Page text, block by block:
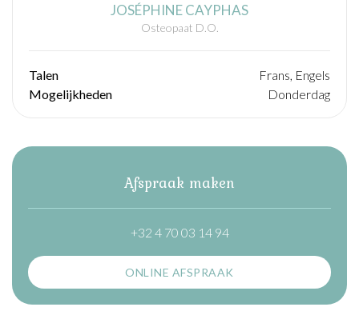
JOSÉPHINE CAYPHAS
Osteopaat D.O.
Talen
Frans, Engels
Mogelijkheden
Donderdag
Afspraak maken
+32 4 70 03 14 94
ONLINE AFSPRAAK